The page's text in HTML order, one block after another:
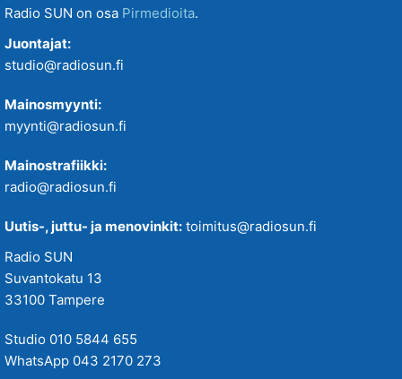
Radio SUN on osa Pirmedioita.
Juontajat:
studio@radiosun.fi
Mainosmyynti:
myynti@radiosun.fi
Mainostrafiikki:
radio@radiosun.fi
Uutis-, juttu- ja menovinkit: toimitus@radiosun.fi
Radio SUN
Suvantokatu 13
33100 Tampere
Studio 010 5844 655
WhatsApp 043 2170 273